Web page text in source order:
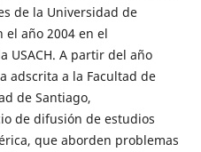
de la Universidad de
el año 2004 en el
USACH. A partir del año
adscrita a la Facultad de
de Santiago,
de difusión de estudios
que aborden problemas